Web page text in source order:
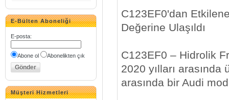
E-Bülten Aboneliği
E-posta:
Abone ol Abonelikten çık
Müşteri Hizmetleri
C123EF0'dan
Değerine Ulaşıldı
C123EF0 – Hidrolik
2020 yılları
arasında bir Audi